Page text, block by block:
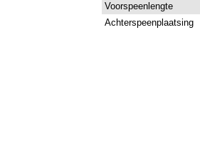
Voorspeenlengte
Achterspeenplaatsing